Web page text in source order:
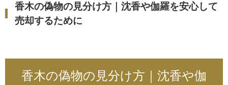
香木の偽物の見分け方｜沈香や伽羅を安心して
売却するために
香木の偽物の見分け方｜沈香や伽